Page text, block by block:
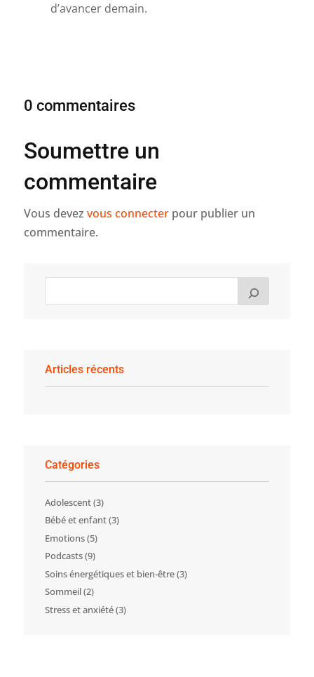
d’avancer demain.
0 commentaires
Soumettre un
commentaire
Vous devez vous connecterpour publier un
commentaire.
Articles récents
Catégories
Adolescent(3)
Bébé et enfant(3)
Emotions(5)
Podcasts(9)
Soins énergétiques et bien-être(3)
Sommeil(2)
Stress et anxiété(3)